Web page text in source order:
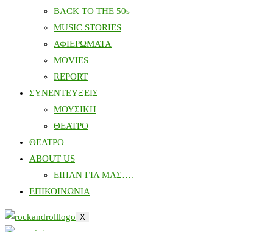
BACK TO THE 50s
MUSIC STORIES
ΑΦΙΕΡΩΜΑΤΑ
MOVIES
REPORT
ΣΥΝΕΝΤΕΥΞΕΙΣ
ΜΟΥΣΙΚΗ
ΘΕΑΤΡΟ
ΘΕΑΤΡΟ
ABOUT US
ΕΙΠΑΝ ΓΙΑ ΜΑΣ….
ΕΠΙΚΟΙΝΩΝΙΑ
X